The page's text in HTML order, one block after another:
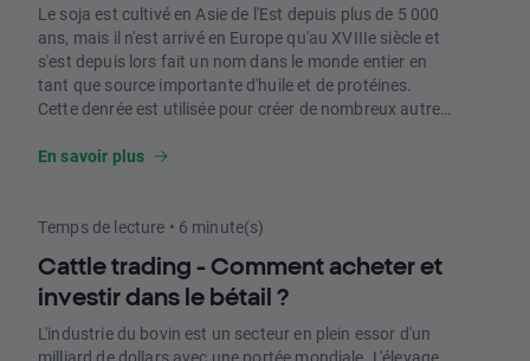
Le soja est cultivé en Asie de l'Est depuis plus de 5 000
ans, mais il n'est arrivé en Europe qu'au XVIIIe siècle et
s'est depuis lors fait un nom dans le monde entier en
tant que source importante d'huile et de protéines.
Cette denrée est utilisée pour créer de nombreux autres
shoyu, le miso et le lait de soja. La plupart des graines
est utilisé comme aliment pour le bétail. Un tiers du soja
exporté. Le soja est devenu l'aliment de base de
nombreux pays.
En savoir plus
Temps de lecture • 6 minute(s)
Cattle trading - Comment acheter et
investir dans le bétail ?
L'industrie du bovin est un secteur en plein essor d'un